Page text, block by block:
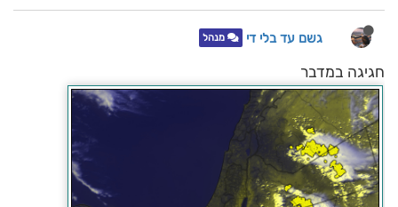
גשם עד בלי די מנהל
חגיגה במדבר